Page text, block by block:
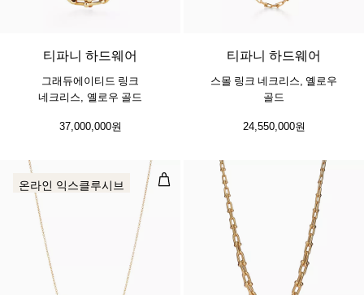
2 소재
티파니 하드웨어
그래듀에이티드 링크
네크리스, 옐로우 골드
37,000,000원
티파니 하드웨어
스몰 링크 네크리스, 옐로우
골드
24,550,000원
스마일 스몰 펜던트, 옐로우 골드
온라인 익스클루시브